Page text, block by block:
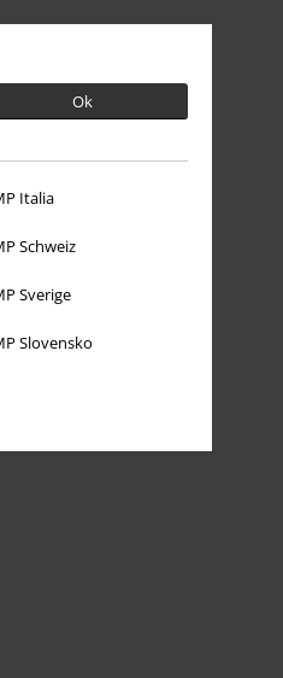
Ok
Italia
Schweiz
Sverige
Slovensko